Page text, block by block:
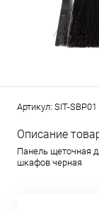
Артикул: SIT-SBP01
Описание
Панель щеточная
шкафов черная